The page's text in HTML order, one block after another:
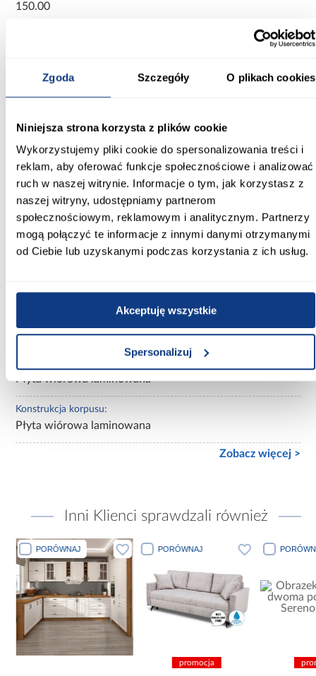
Zgoda Szczegóły O plikach cookies
Niniejsza strona korzysta z plików cookie
Wykorzystujemy pliki cookie do spersonalizowania treści i
reklam, aby oferować funkcje społecznościowe i analizować
ruch w naszej witrynie. Informacje o tym, jak korzystasz z
naszej witryny, udostępniamy partnerom
społecznościowym, reklamowym i analitycznym. Partnerzy
mogą połączyć te informacje z innymi danymi otrzymanymi
od Ciebie lub uzyskanymi podczas korzystania z ich usług.
Akceptuję wszystkie
Spersonalizuj
150.00
Wysokość [cm]:
53.00
Wybarwienie:
jasne drewnopodobne
Kolor frontów:
Kolor korpusu:
dąb mavelie
mat
Płyta wiórowa laminowana
Konstrukcja korpusu:
Płyta wiórowa laminowana
Zobacz więcej >
Inni Klienci sprawdzali również
PORÓWNAJ PORÓWNAJ
promocja